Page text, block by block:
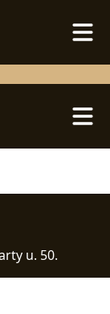
u. 50.